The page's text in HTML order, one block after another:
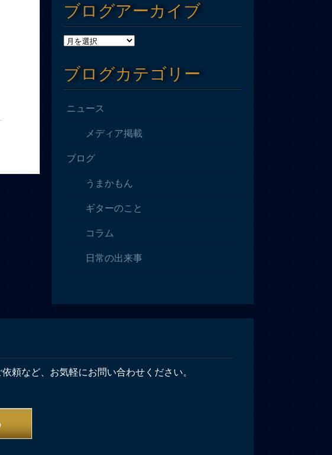
ブログアーカイブ
ブログカテゴリー
ニュース
メディア掲載
ブログ
うまかもん
ギターのこと
コラム
日常の出来事
頼など、お気軽にお問い合わせください。